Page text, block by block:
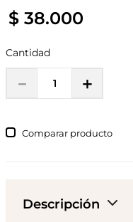
$ 38.000
Cantidad
＋
－
Comparar
Descripción